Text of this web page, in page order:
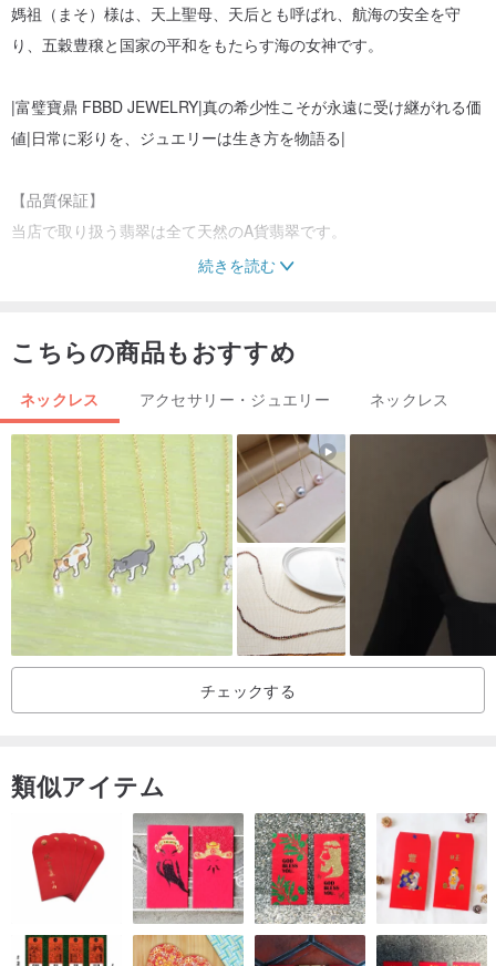
媽祖（まそ）様は、天上聖母、天后とも呼ばれ、航海の安全を守
り、五穀豊穣と国家の平和をもたらす海の女神です。
|富璧寶鼎 FBBD JEWELRY|真の希少性こそが永遠に受け継がれる価
値|日常に彩りを、ジュエリーは生き方を物語る|
【品質保証】
当店で取り扱う翡翠は全て天然のA貨翡翠です。
れください。
包み、他のジュエリーとの衝突を避けてください。
金属が象嵌されたジュエリーは、高温や高酸性の環境（例：温泉）
での着用はお控えください。
汚れた場合は、柔らかい歯ブラシに中性洗剤を少量つけ、優しく磨
いてください。または、ジュエリー専用の超音波洗浄機で洗浄する
ことも可能です。
【翡翠の特性について】
翡翠は様々な天然鉱物の集合体であるため、天然の微細な石目、内
包物（綿）、黒点、赤点などが見られることがありますが、これら
【備考】
商品の写真は実物の色合いに近づけるよう努めておりますが、宝石
の撮影は時間帯、光源、撮影環境によって異なるため、写真と実物
で色味に若干の差が生じる場合がございます。色味に関する差異
は、実物を優先させていただきます。
続きを読む
こちらの商品もおすすめ
ネックレス アクセサリー・ジュエリー ネックレス
チェックする
類似アイテム